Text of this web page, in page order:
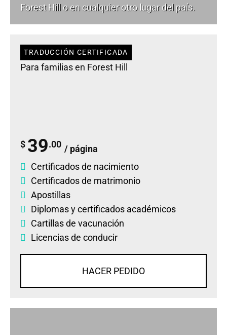
Forest Hill o en cualquier otro lugar del país.
TRADUCCIÓN CERTIFICADA
Para familias en Forest Hill
$ 39.00 / página
Certificados de nacimiento
Certificados de matrimonio
Apostillas
Diplomasycertificados académicos
Cartillas de vacunación
Licencias de conducir
HACER PEDIDO